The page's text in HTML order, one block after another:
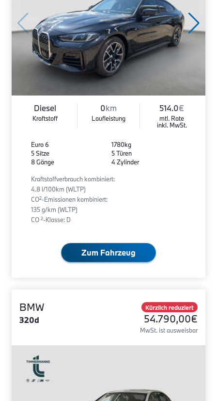
Diesel
Kraftstoff
0km
Laufleistung
514.0€
mtl. Rate
inkl. MwSt.
Euro 6
5 Sitze
8 Gänge
1780kg
5 Türen
4 Zylinder
Kraftstoffverbrauch kombiniert:
4.8 l/100km (WLTP)
CO2-Emissionen kombiniert:
135 g/km (WLTP)
CO 2-Klasse: D
Zum Fahrzeug
BMW
320d
Kürzlich reduziert
54.790,00€
MwSt. ist ausweisbar